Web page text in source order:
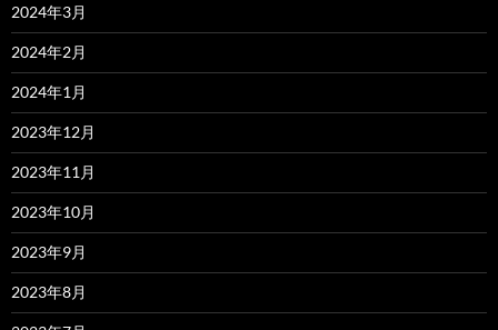
2024年3月
2024年2月
2024年1月
2023年12月
2023年11月
2023年10月
2023年9月
2023年8月